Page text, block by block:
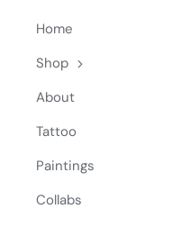
Home
Shop
About
Tattoo
Paintings
Collabs